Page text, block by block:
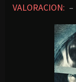
VALORACION: –